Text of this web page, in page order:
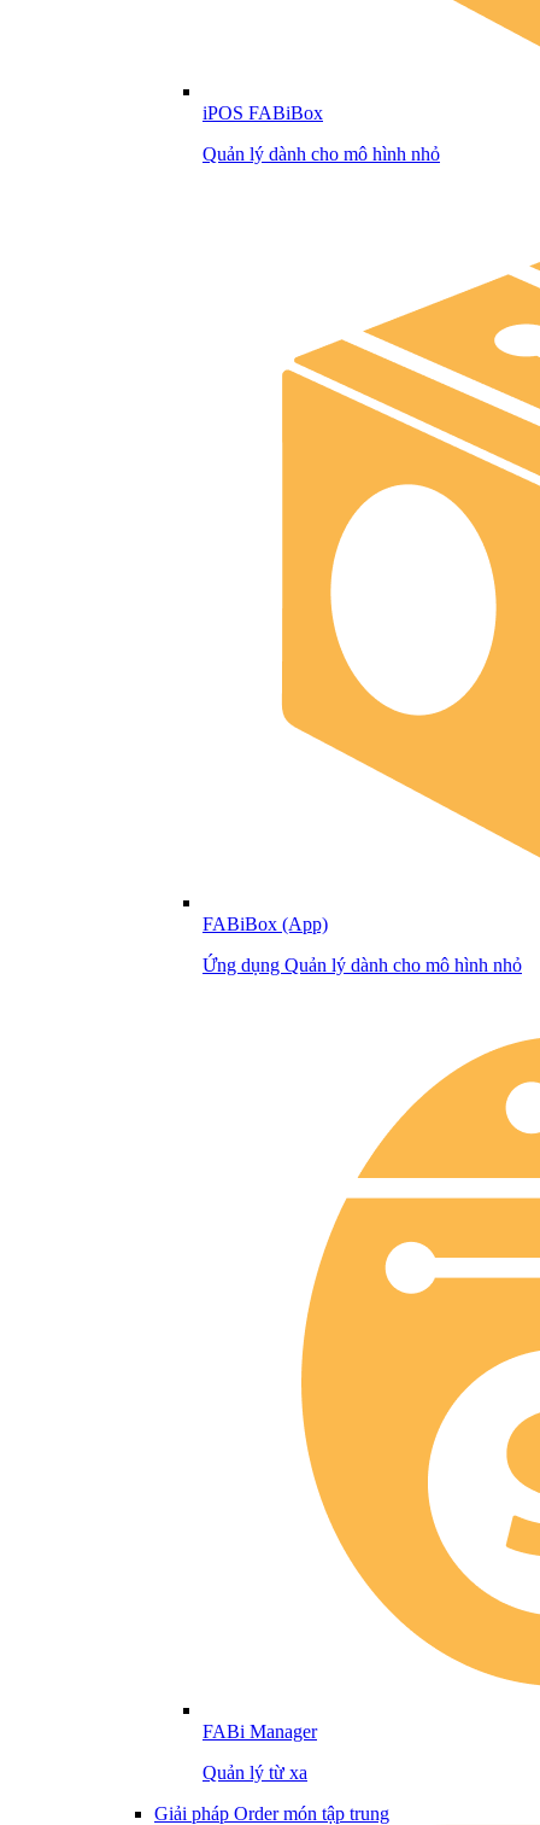
iPOS FABiBox
Quản lý dành cho mô hình nhỏ
FABiBox (App)
Ứng dụng Quản lý dành cho mô hình nhỏ
FABi Manager
Quản lý từ xa
Giải pháp Order món tập trung